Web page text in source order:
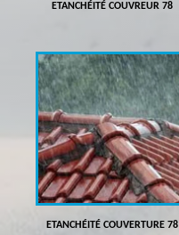
ETANCHÉITÉ COUVREUR 78
ETANCHÉITÉ COUVERTURE 78